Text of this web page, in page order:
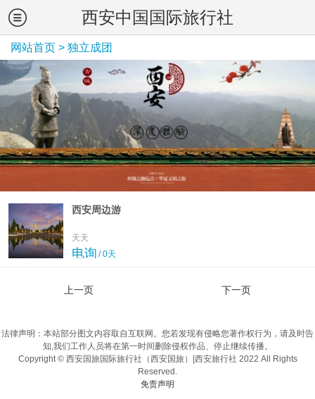
西安中国国际旅行社
网站首页 > 独立成团
西安周边游
天天
电询 / 0天
上一页 下一页
法律声明：本站部分图文内容取自互联网。您若发现有侵略您著作权行为，请及时告
知,我们工作人员将在第一时间删除侵权作品、停止继续传播。
Copyright © 西安国旅国际旅行社（西安国旅）|西安旅行社 2022 All Rights
Reserved.
免责声明